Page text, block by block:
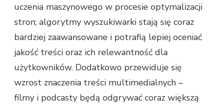
uczenia maszynowego w procesie optymalizacji
stron; algorytmy wyszukiwarki stają się coraz
bardziej zaawansowane i potrafią lepiej oceniać
jakość treści oraz ich relewantność dla
użytkowników. Dodatkowo przewiduje się
wzrost znaczenia treści multimedialnych –
filmy i podcasty będą odgrywać coraz większą